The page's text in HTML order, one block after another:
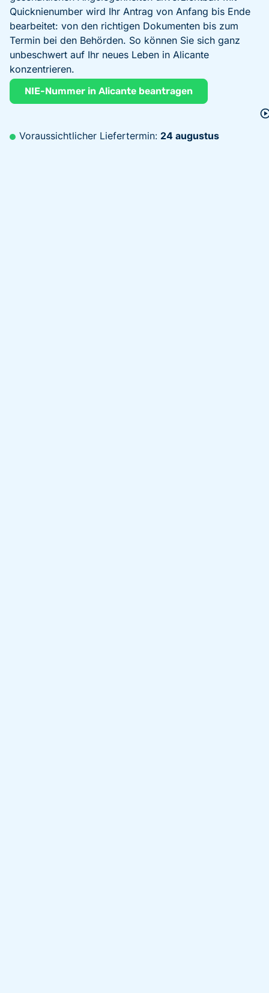
Quicknienumber wird Ihr Antrag von Anfang bis Ende
bearbeitet: von den richtigen Dokumenten bis zum
Termin bei den Behörden. So können Sie sich ganz
unbeschwert auf Ihr neues Leben in Alicante
konzentrieren.
NIE-Nummer in Alicante beantragen
Voraussichtlicher Liefertermin: 24 augustus